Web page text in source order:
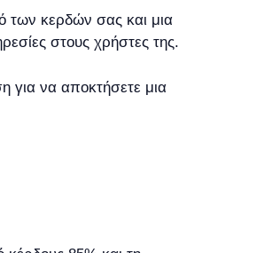
των κερδών σας και μια
στους χρήστες της.
για να αποκτήσετε μια